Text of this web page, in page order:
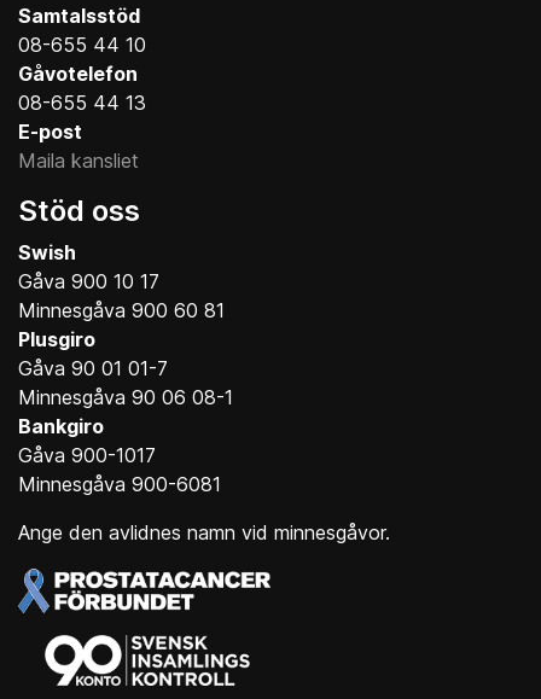
Samtalsstöd
08-655 44 10
Gåvotelefon
08-655 44 13
E-post
Maila kansliet
Stöd oss
Swish
Gåva 900 10 17
Minnesgåva 900 60 81
Plusgiro
Gåva 90 01 01-7
Minnesgåva 90 06 08-1
Bankgiro
Gåva 900-1017
Minnesgåva 900-6081
Ange den avlidnes namn vid minnesgåvor.